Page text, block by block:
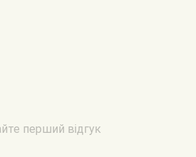
перший відгук